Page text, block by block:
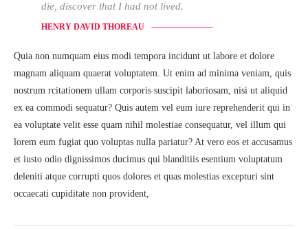
die, discover that I had not lived.
HENRY DAVID THOREAU
Quia non numquam eius modi tempora incidunt ut labore et dolore
magnam aliquam quaerat voluptatem. Ut enim ad minima veniam, quis
nostrum rcitationem ullam corporis suscipit laboriosam, nisi ut aliquid
ex ea commodi sequatur? Quis autem vel eum iure reprehenderit qui in
ea voluptate velit esse quam nihil molestiae consequatur, vel illum qui
lorem eum fugiat quo voluptas nulla pariatur? At vero eos et accusamus
et iusto odio dignissimos ducimus qui blanditiis esentium voluptatum
deleniti atque corrupti quos dolores et quas molestias excepturi sint
occaecati cupiditate non provident,